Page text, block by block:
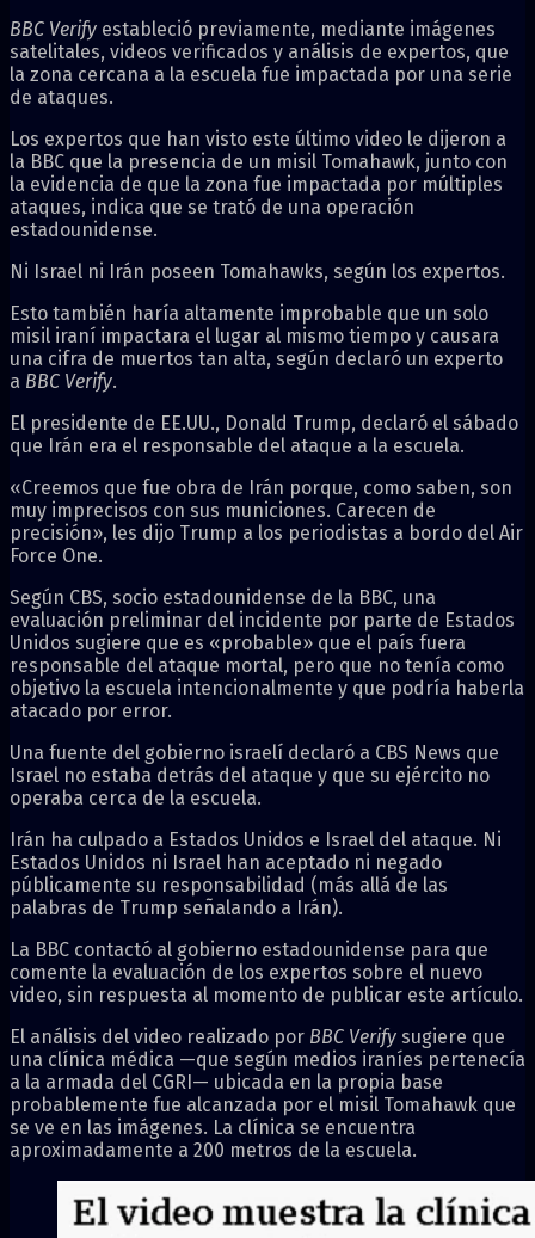
BBC Verify estableció previamente, mediante imágenes
satelitales, videos verificados y análisis de expertos, que
la zona cercana a la escuela fue impactada por una serie
de ataques.
Los expertos que han visto este último video le dijeron a
la BBC que la presencia de un misil Tomahawk, junto con
la evidencia de que la zona fue impactada por múltiples
ataques, indica que se trató de una operación
estadounidense.
Ni Israel ni Irán poseen Tomahawks, según los expertos.
Esto también haría altamente improbable que un solo
misil iraní impactara el lugar al mismo tiempo y causara
una cifra de muertos tan alta, según declaró un experto
a BBC Verify.
El presidente de EE.UU., Donald Trump, declaró el sábado
que Irán era el responsable del ataque a la escuela.
«Creemos que fue obra de Irán porque, como saben, son
muy imprecisos con sus municiones. Carecen de
precisión», les dijo Trump a los periodistas a bordo del Air
Force One.
Según CBS, socio estadounidense de la BBC, una
evaluación preliminar del incidente por parte de Estados
Unidos sugiere que es «probable» que el país fuera
responsable del ataque mortal, pero que no tenía como
objetivo la escuela intencionalmente y que podría haberla
atacado por error.
Una fuente del gobierno israelí declaró a CBS News que
Israel no estaba detrás del ataque y que su ejército no
operaba cerca de la escuela.
Irán ha culpado a Estados Unidos e Israel del ataque. Ni
Estados Unidos ni Israel han aceptado ni negado
públicamente su responsabilidad (más allá de las
palabras de Trump señalando a Irán).
La BBC contactó al gobierno estadounidense para que
comente la evaluación de los expertos sobre el nuevo
video, sin respuesta al momento de publicar este artículo.
El análisis del video realizado por BBC Verify sugiere que
una clínica médica —que según medios iraníes pertenecía
a la armada del CGRI— ubicada en la propia base
probablemente fue alcanzada por el misil Tomahawk que
se ve en las imágenes. La clínica se encuentra
aproximadamente a 200 metros de la escuela.